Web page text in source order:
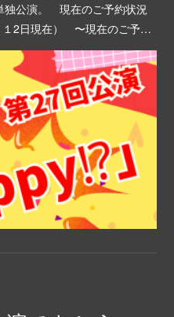
公演。 現在のご予約状況
１2日現在） 〜現在のご予…